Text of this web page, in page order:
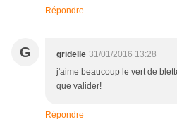
Répondre
G gridelle 31/01/2016 13:28
j'aime beaucoup le vert de
que valider!
Répondre